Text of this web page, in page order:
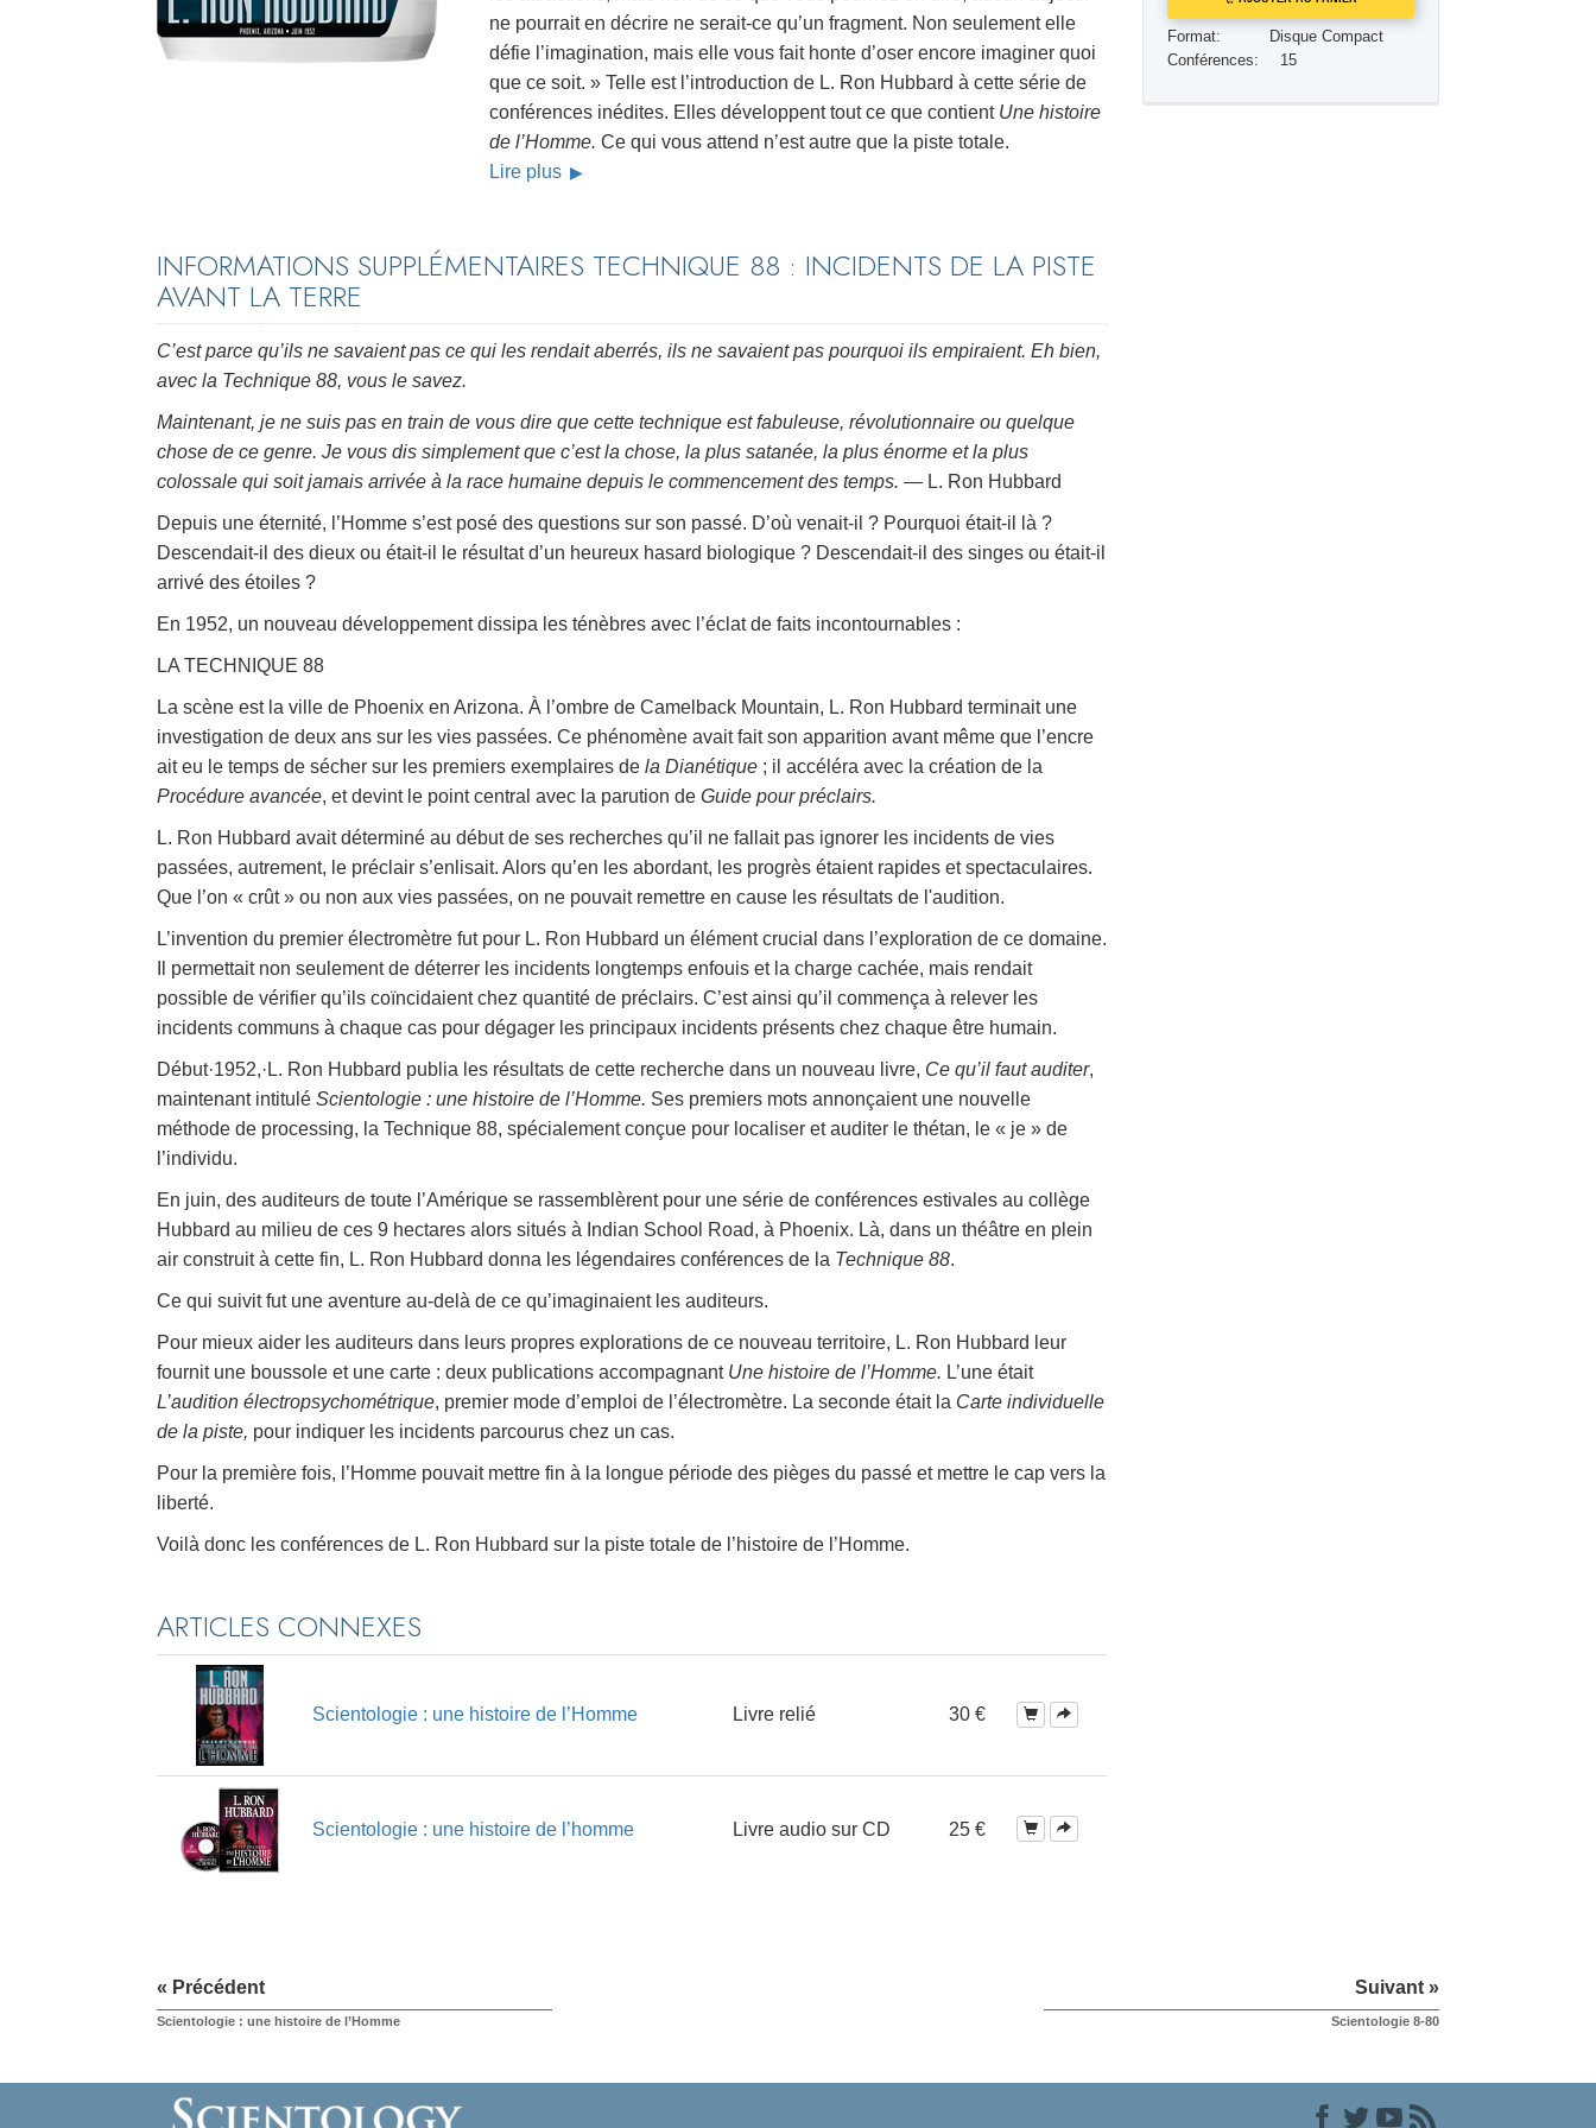
Réponses aux drogues
ne pourrait en décrire ne serait-ce qu’un fragment. Non seulement elle
défie l’imagination, mais elle vous fait honte d’oser encore imaginer quoi
que ce soit. » Telle est l’introduction de L. Ron Hubbard à cette série de
conférences inédites. Elles développent tout ce que contient Une histoire
de l’Homme. Ce qui vous attend n’est autre que la piste totale.
Lire plus
Format:
Disque Compact
Conférences:
15
INFORMATIONS SUPPLÉMENTAIRES TECHNIQUE 88 : INCIDENTS DE LA PISTE
AVANT LA TERRE
C’est parce qu’ils ne savaient pas ce qui les rendait aberrés, ils ne savaient pas pourquoi ils empiraient. Eh bien,
avec la Technique 88, vous le savez.
Maintenant, je ne suis pas en train de vous dire que cette technique est fabuleuse, révolutionnaire ou quelque
chose de ce genre. Je vous dis simplement que c’est la chose, la plus satanée, la plus énorme et la plus
colossale qui soit jamais arrivée à la race humaine depuis le commencement des temps. — L. Ron Hubbard
Depuis une éternité, l’Homme s’est posé des questions sur son passé. D’où venait-il ? Pourquoi était-il là ?
Descendait-il des dieux ou était-il le résultat d’un heureux hasard biologique ? Descendait-il des singes ou était-il
arrivé des étoiles ?
En 1952, un nouveau développement dissipa les ténèbres avec l’éclat de faits incontournables :
LA TECHNIQUE 88
La scène est la ville de Phoenix en Arizona. À l’ombre de Camelback Mountain, L. Ron Hubbard terminait une
investigation de deux ans sur les vies passées. Ce phénomène avait fait son apparition avant même que l’encre
ait eu le temps de sécher sur les premiers exemplaires de la Dianétique ; il accéléra avec la création de la
Procédure avancée, et devint le point central avec la parution de Guide pour préclairs.
L. Ron Hubbard avait déterminé au début de ses recherches qu’il ne fallait pas ignorer les incidents de vies
passées, autrement, le préclair s’enlisait. Alors qu’en les abordant, les progrès étaient rapides et spectaculaires.
Que l’on « crût » ou non aux vies passées, on ne pouvait remettre en cause les résultats de l'audition.
L’invention du premier électromètre fut pour L. Ron Hubbard un élément crucial dans l’exploration de ce domaine.
Il permettait non seulement de déterrer les incidents longtemps enfouis et la charge cachée, mais rendait
possible de vérifier qu’ils coïncidaient chez quantité de préclairs. C’est ainsi qu’il commença à relever les
incidents communs à chaque cas pour dégager les principaux incidents présents chez chaque être humain.
Début·1952,·L. Ron Hubbard publia les résultats de cette recherche dans un nouveau livre, Ce qu’il faut auditer,
maintenant intitulé Scientologie : une histoire de l’Homme. Ses premiers mots annonçaient une nouvelle
méthode de processing, la Technique 88, spécialement conçue pour localiser et auditer le thétan, le « je » de
l’individu.
En juin, des auditeurs de toute l’Amérique se rassemblèrent pour une série de conférences estivales au collège
Hubbard au milieu de ces 9 hectares alors situés à Indian School Road, à Phoenix. Là, dans un théâtre en plein
air construit à cette fin, L. Ron Hubbard donna les légendaires conférences de la Technique 88.
Ce qui suivit fut une aventure au-delà de ce qu’imaginaient les auditeurs.
Pour mieux aider les auditeurs dans leurs propres explorations de ce nouveau territoire, L. Ron Hubbard leur
fournit une boussole et une carte : deux publications accompagnant Une histoire de l’Homme. L’une était
L’audition électropsychométrique, premier mode d’emploi de l’électromètre. La seconde était la Carte individuelle
de la piste, pour indiquer les incidents parcourus chez un cas.
Pour la première fois, l’Homme pouvait mettre fin à la longue période des pièges du passé et mettre le cap vers la
liberté.
Voilà donc les conférences de L. Ron Hubbard sur la piste totale de l’histoire de l’Homme.
ARTICLES CONNEXES
Scientologie : une histoire de l’Homme Livre relié 30 €
Scientologie : une histoire de l’homme Livre audio sur CD 25 €
« Précédent
Scientologie : une histoire de l’Homme
Suivant »
Scientologie 8-80